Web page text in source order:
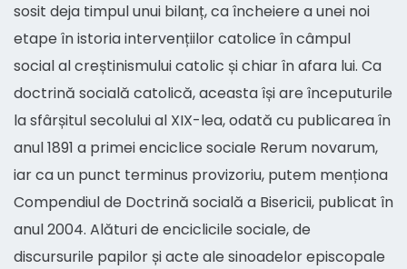
sosit deja timpul unui bilanț, ca încheiere a unei noi
etape în istoria intervențiilor catolice în câmpul
social al creștinismului catolic și chiar în afara lui. Ca
doctrină socială catolică, aceasta își are începuturile
la sfârșitul secolului al XIX-lea, odată cu publicarea în
anul 1891 a primei enciclice sociale Rerum novarum,
iar ca un punct terminus provizoriu, putem menționa
Compendiul de Doctrină socială a Bisericii, publicat în
anul 2004. Alături de enciclicile sociale, de
discursurile papilor și acte ale sinoadelor episcopale